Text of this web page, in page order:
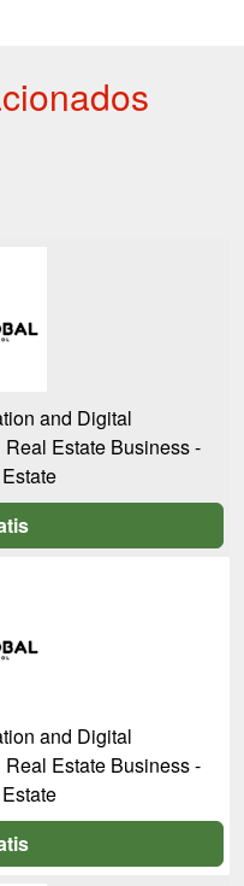
and Digital
Estate Business -
and Digital
Estate Business -